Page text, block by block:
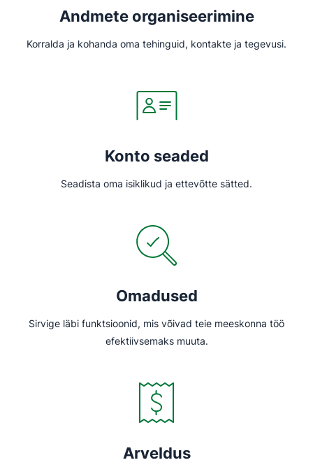
Andmete organiseerimine
Korralda ja kohanda oma tehinguid, kontakte ja tegevusi.
Konto seaded
Seadista oma isiklikud ja ettevõtte sätted.
Omadused
Sirvige läbi funktsioonid, mis võivad teie meeskonna töö
efektiivsemaks muuta.
Arveldus